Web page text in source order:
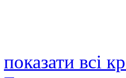
показати всі